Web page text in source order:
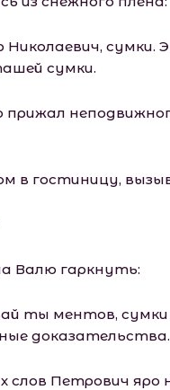
сумки.
сумки.
прижал
в гостиницу,
Валю гаркнуть:
ты ментов,
доказательства.
слов Петрович яро